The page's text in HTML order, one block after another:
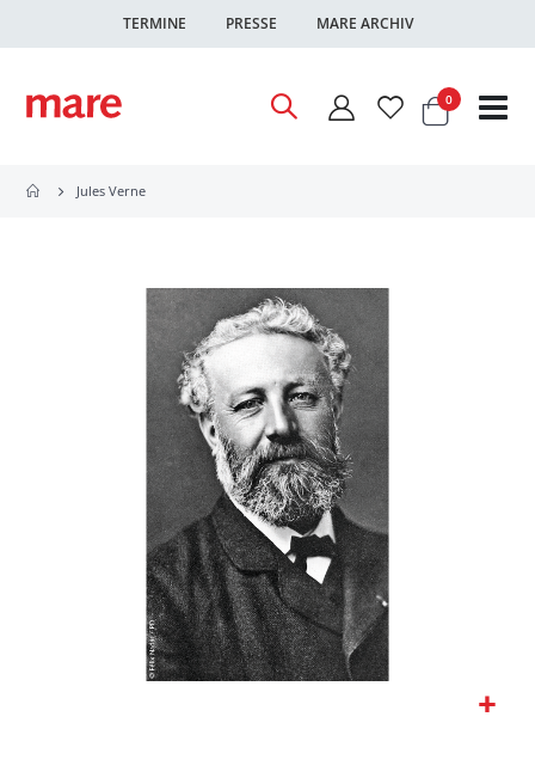
TERMINE PRESSE MARE ARCHIV
Warenkorb
0Artikel
Jules Verne